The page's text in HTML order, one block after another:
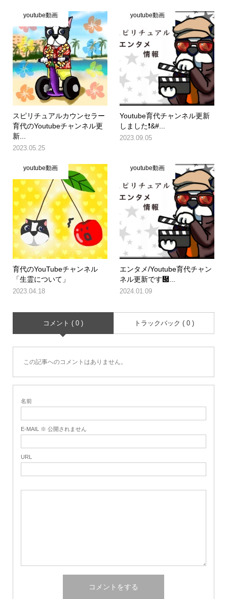
youtube動画
スピリチュアルカウンセラー
育代のYoutubeチャンネル更
新...
2023.05.25
youtube動画
Youtube育代チャンネル更新
しました❗&#...
2023.09.05
youtube動画
育代のYouTubeチャンネル
「生霊について」
2023.04.18
youtube動画
エンタメ/Youtube育代チャン
ネル更新です὇...
2024.01.09
コメント ( 0 ) トラックバック ( 0 )
この記事へのコメントはありません。
名前
E-MAIL ※ 公開されません
URL